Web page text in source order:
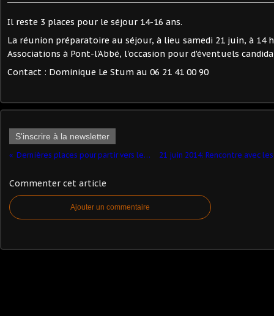
Il reste 3 places pour le séjour 14-16 ans.
La réunion préparatoire au séjour, à lieu samedi 21 juin, à 14
Associations à Pont-l'Abbé, l'occasion pour d'éventuels
Contact : Dominique Le Stum au 06 21 41 00 90
S'inscrire à la newsletter
Dernières places pour partir vers les Bauges !
Commenter cet article
Ajouter un commentaire